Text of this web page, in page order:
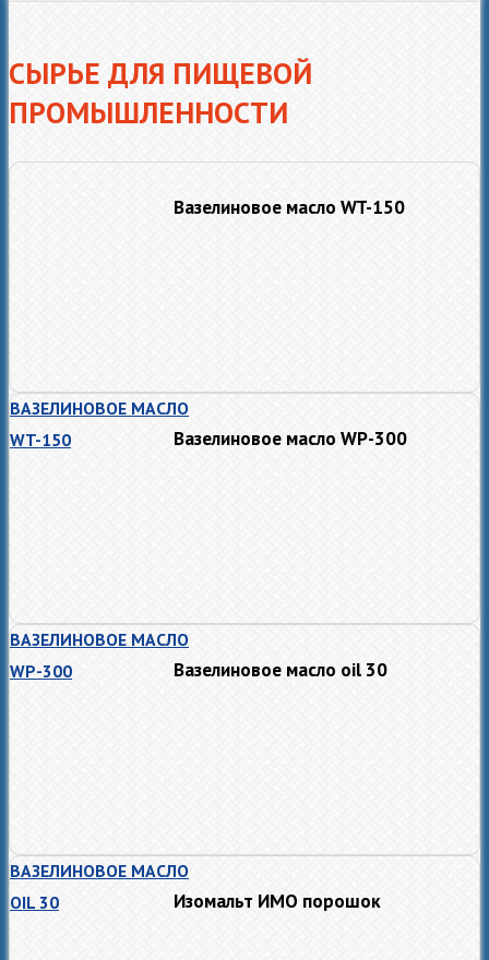
СЫРЬЕ ДЛЯ ПИЩЕВОЙ
ПРОМЫШЛЕННОСТИ
Вазелиновое масло WT-150
ВАЗЕЛИНОВОЕ МАСЛО
WT-150
Вазелиновое масло WP-300
ВАЗЕЛИНОВОЕ МАСЛО
WP-300
Вазелиновое масло oil 30
ВАЗЕЛИНОВОЕ МАСЛО
OIL 30
Изомальт ИМО порошок